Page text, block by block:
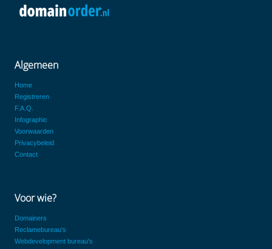
Algemeen
Home
Registreren
F.A.Q.
Infographic
Voorwaarden
Privacybeleid
Contact
Voor wie?
Domainers
Reclamebureau's
Webdevelopment bureau's